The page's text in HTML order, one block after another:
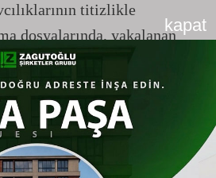
kapat
titizlikle
dosyalarında, yakalanan
faaliyet kodları da
kaynaklarından alınan
70 şüphelinin sadece
üye olmakla kalmadıkları,
yapının dişlileri oldukları